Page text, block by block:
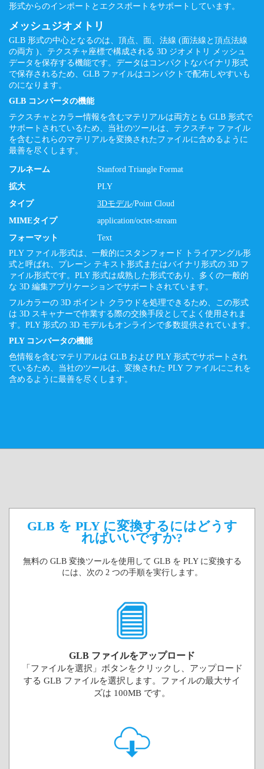
形式からのインポートとエクスポートをサポートしています。
メッシュジオメトリ
GLB 形式の中心となるのは、頂点、面、法線 (面法線と頂点法線
の両方 )、テクスチャ座標で構成される 3D ジオメトリ メッシュ
データを保存する機能です。データはコンパクトなバイナリ形式
で保存されるため、GLB ファイルはコンパクトで配布しやすいも
のになります。
GLB コンバータの機能
テクスチャとカラー情報を含むマテリアルは両方とも GLB 形式で
サポートされているため、当社のツールは、テクスチャ ファイル
を含むこれらのマテリアルを変換されたファイルに含めるように
最善を尽くします。
フルネーム
Stanford Triangle Format
拡大
PLY
タイプ
3Dモデル/Point Cloud
MIMEタイプ
application/octet-stream
フォーマット
Text
PLY ファイル形式は、一般的にスタンフォード トライアングル形
式と呼ばれ、プレーン テキスト形式またはバイナリ形式の 3D フ
ァイル形式です。PLY 形式は成熟した形式であり、多くの一般的
な 3D 編集アプリケーションでサポートされています。
フルカラーの 3D ポイント クラウドを処理できるため、この形式
は 3D スキャナーで作業する際の交換手段としてよく使用されま
す。PLY 形式の 3D モデルもオンラインで多数提供されています。
PLY コンバータの機能
色情報を含むマテリアルは GLB および PLY 形式でサポートされ
ているため、当社のツールは、変換された PLY ファイルにこれを
含めるように最善を尽くします。
GLB を PLY に変換するにはどうす
ればいいですか?
無料の GLB 変換ツールを使用して GLB を PLY に変換する
には、次の 2 つの手順を実行します。
GLB ファイルをアップロード
「ファイルを選択」ボタンをクリックし、アップロード
する GLB ファイルを選択します。ファイルの最大サイ
ズは 100MB です。